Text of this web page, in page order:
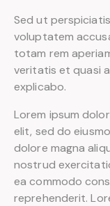
Sed ut
voluptatem
totam rem
veritatis et quasi
explicabo.
Lorem ipsum
elit, sed do
dolore magna
nostrud
ea commodo
reprehenderit.